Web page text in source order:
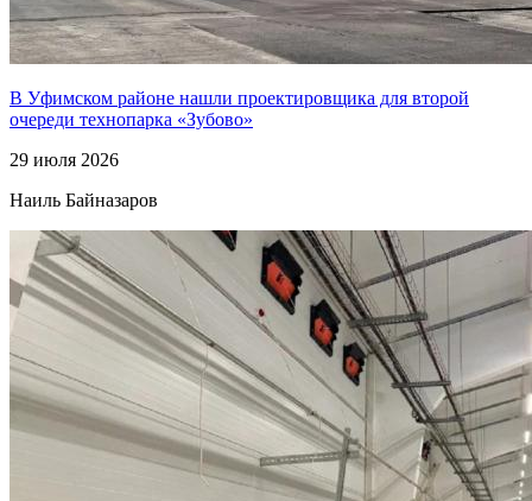
В Уфимском районе нашли проектировщика для второй
очереди технопарка «Зубово»
29 июля 2026
Наиль Байназаров